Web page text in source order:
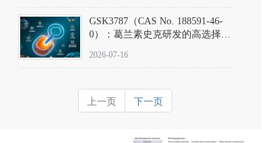
GSK3787（CAS No. 188591-46-
0）：葛兰素史克研发的高选择
抗剂，被广泛视为研究PPARδ核
靶点药理机制的金标准化学探
针。
2026-07-16
上一页 下一页